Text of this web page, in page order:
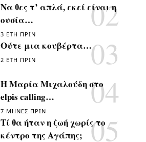
Να θες τ’ απλά, εκεί είναι η
ουσία…
3 ΈΤΗ ΠΡΙΝ
Ούτε μια κουβέρτα…
2 ΈΤΗ ΠΡΙΝ
Η Μαρία Μιχαλούδη στο
elpis calling…
7 ΜΉΝΕΣ ΠΡΙΝ
Τί θα ήταν η ζωή χωρίς το
κέντρο της Αγάπης;